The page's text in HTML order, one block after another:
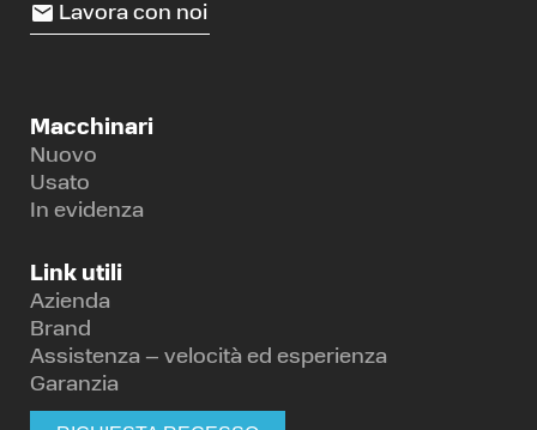
Lavora con noi
Macchinari
Nuovo
Usato
In evidenza
Link utili
Azienda
Brand
Assistenza – velocità ed esperienza
Garanzia